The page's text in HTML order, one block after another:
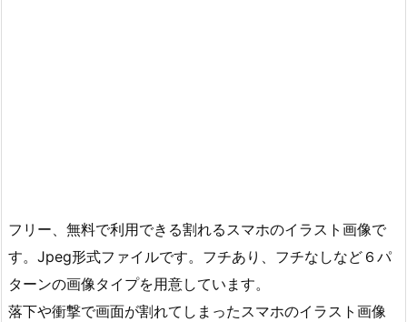
フリー、無料で利用できる割れるスマホのイラスト画像で
す。Jpeg形式ファイルです。フチあり、フチなしなど６パ
ターンの画像タイプを用意しています。
落下や衝撃で画面が割れてしまったスマホのイラスト画像